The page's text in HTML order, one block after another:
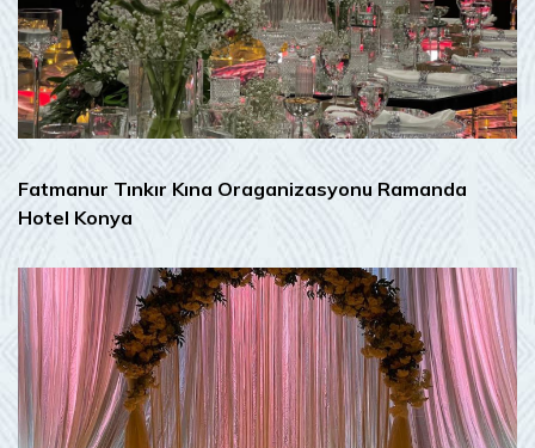
Fatmanur Tınkır Kına Oraganizasyonu Ramanda
Hotel Konya